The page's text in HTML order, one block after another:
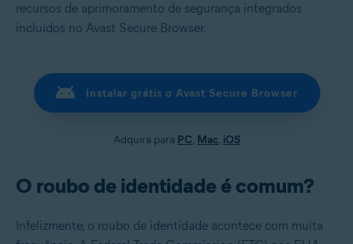
recursos de aprimoramento de segurança integrados
incluídos no Avast Secure Browser.
Instalar grátis o Avast Secure Browser
Adquira para PC, Mac, iOS
O roubo de identidade é comum?
Infelizmente, o roubo de identidade acontece com muita